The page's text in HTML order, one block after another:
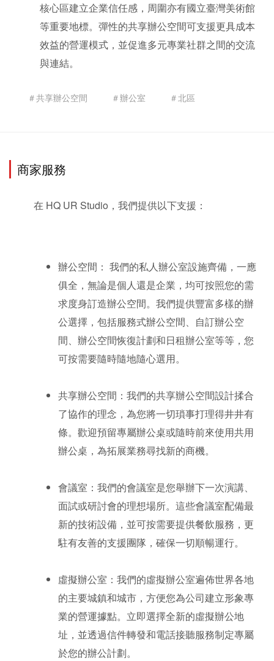
核心區建立企業信任感，周圍亦有國立臺灣美術館
等重要地標。彈性的共享辦公空間可支援更具成本
效益的營運模式，並促進多元專業社群之間的交流
與連結。
＃共享辦公空間 ＃辦公室 ＃北區
商家服務
在 HQ UR Studio，我們提供以下支援：
辦公空間： 我們的私人辦公室設施齊備，一應
俱全，無論是個人還是企業，均可按照您的需
求度身訂造辦公空間。我們提供豐富多樣的辦
公選擇，包括服務式辦公空間、自訂辦公空
間、辦公空間恢復計劃和日租辦公室等等，您
可按需要隨時隨地隨心選用。
共享辦公空間：我們的共享辦公空間設計揉合
了協作的理念，為您將一切瑣事打理得井井有
條。歡迎預留專屬辦公桌或隨時前來使用共用
辦公桌，為拓展業務尋找新的商機。
會議室：我們的會議室是您舉辦下一次演講、
面試或研討會的理想場所。這些會議室配備最
新的技術設備，並可按需要提供餐飲服務，更
駐有友善的支援團隊，確保一切順暢運行。
虛擬辦公室 ：我們的虛擬辦公室遍佈世界各地
的主要城鎮和城市，方便您為公司建立形象專
業的營運據點。立即選擇全新的虛擬辦公地
址，並透過信件轉發和電話接聽服務制定專屬
於您的辦公計劃。